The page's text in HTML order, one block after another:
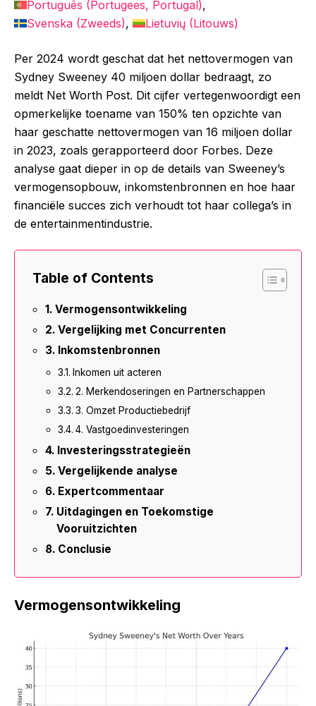
Português (Portugees, Portugal)
Svenska (Zweeds) Lietuvių (Litouws)
Per 2024 wordt geschat dat het nettovermogen van
Sydney Sweeney 40 miljoen dollar bedraagt, zo
meldt Net Worth Post. Dit cijfer vertegenwoordigt een
opmerkelijke toename van 150% ten opzichte van
haar geschatte nettovermogen van 16 miljoen dollar
in 2023, zoals gerapporteerd door Forbes. Deze
analyse gaat dieper in op de details van Sweeney’s
vermogensopbouw, inkomstenbronnen en hoe haar
financiële succes zich verhoudt tot haar collega’s in
de entertainmentindustrie.
Table of Contents
Vermogensontwikkeling
Vergelijking met Concurrenten
Inkomstenbronnen
Inkomen uit acteren
2. Merkendoseringen en Partnerschappen
3. Omzet Productiebedrijf
4. Vastgoedinvesteringen
Investeringsstrategieën
Vergelijkende analyse
Expertcommentaar
Uitdagingen en Toekomstige
Vooruitzichten
Conclusie
Vermogensontwikkeling